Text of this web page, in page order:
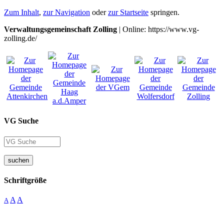
Zum Inhalt, zur Navigation oderzur Startseite springen.
Verwaltungsgemeinschaft Zolling | Online: https://www.vg-
zolling.de/
VG Suche
suchen
Schriftgröße
A A A